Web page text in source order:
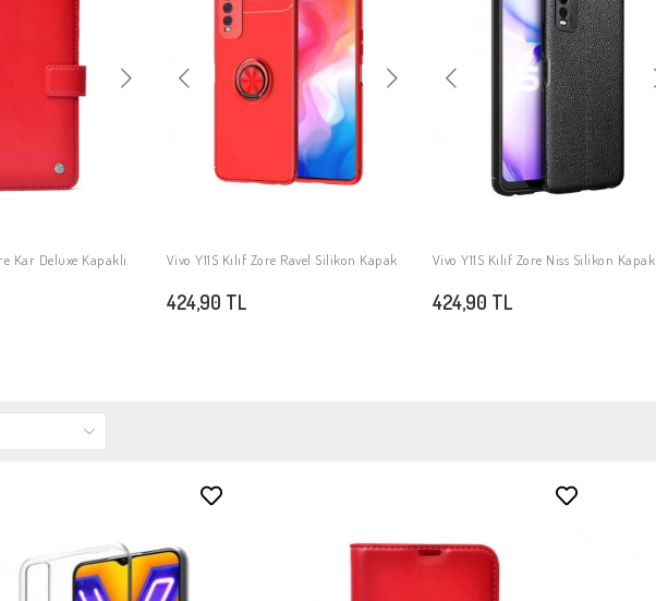
EKLE
Kar Deluxe Kapaklı
SEPETE EKLE
Vivo Y11S Kılıf Zore Ravel Silikon Kapak
424,90 TL
SEPETE EKLE
Vivo Y11S Kılıf Zore Niss Silikon Kapak
424,90 TL